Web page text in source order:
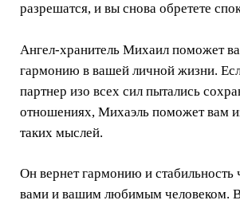
разрешатся, и вы снова обретете
Ангел-хранитель Михаил поможет
гармонию в вашей личной жизни.
партнер изо всех сил пытались
отношениях, Михаэль поможет вам
таких мыслей.
Он вернет гармонию и стабильность
вами и вашим любимым человеком.